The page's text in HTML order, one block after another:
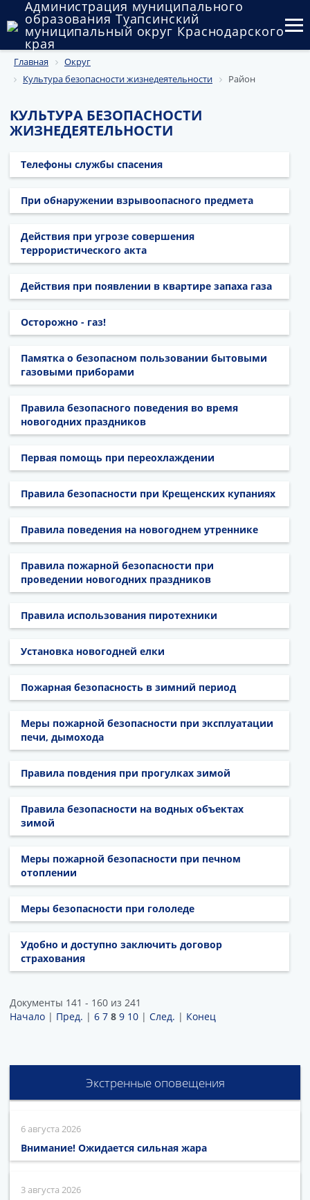
Администрация муниципального
образования Туапсинский
муниципальный округ Краснодарского
края
Округ
Муниципальные закупки
Публичные слушания и общественные обсуждения
Документы
Главная
Округ
Культура безопасности жизнедеятельности
Район
КУЛЬТУРА БЕЗОПАСНОСТИ
ЖИЗНЕДЕЯТЕЛЬНОСТИ
Телефоны службы спасения
При обнаружении взрывоопасного предмета
Действия при угрозе совершения
террористического акта
Действия при появлении в квартире запаха газа
Осторожно - газ!
Памятка о безопасном пользовании бытовыми
газовыми приборами
Правила безопасного поведения во время
новогодних праздников
Первая помощь при переохлаждении
Правила безопасности при Крещенских купаниях
Правила поведения на новогоднем утреннике
Правила пожарной безопасности при
проведении новогодних праздников
Правила использования пиротехники
Установка новогодней елки
Пожарная безопасность в зимний период
Меры пожарной безопасности при эксплуатации
печи, дымохода
Правила повдения при прогулках зимой
Правила безопасности на водных объектах
зимой
Меры пожарной безопасности при печном
отоплении
Меры безопасности при гололеде
Удобно и доступно заключить договор
страхования
Документы 141 - 160 из 241
Начало | Пред. | 6 7 8 9 10 | След. | Конец
Экстренные оповещения
6 августа 2026
Внимание! Ожидается сильная жара
3 августа 2026